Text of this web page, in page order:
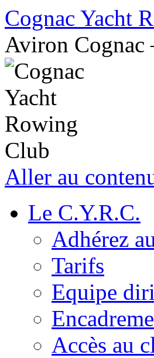
Cognac Yacht
Aviron Cognac
Aller au
Le C.Y.R.C.
Adhérez
Tarifs
Equipe
Accès au